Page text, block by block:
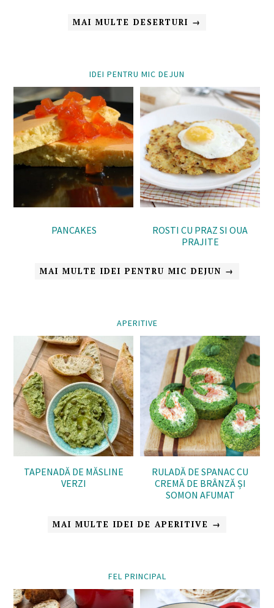
MAI MULTE DESERTURI →
IDEI PENTRU MIC DEJUN
PANCAKES
ROSTI CU PRAZ SI OUA
PRAJITE
MAI MULTE IDEI PENTRU MIC DEJUN →
APERITIVE
TAPENADĂ DE MĂSLINE
VERZI
RULADĂ DE SPANAC CU
CREMĂ DE BRÂNZĂ ȘI
SOMON AFUMAT
MAI MULTE IDEI DE APERITIVE →
FEL PRINCIPAL